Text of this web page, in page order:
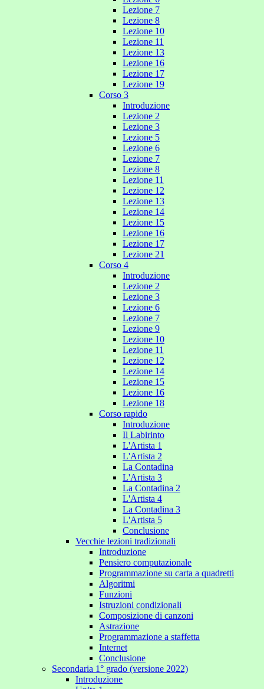
Lezione 7
Lezione 8
Lezione 10
Lezione 11
Lezione 13
Lezione 16
Lezione 17
Lezione 19
Corso 3
Introduzione
Lezione 2
Lezione 3
Lezione 5
Lezione 6
Lezione 7
Lezione 8
Lezione 11
Lezione 12
Lezione 13
Lezione 14
Lezione 15
Lezione 16
Lezione 17
Lezione 21
Corso 4
Introduzione
Lezione 2
Lezione 3
Lezione 6
Lezione 7
Lezione 9
Lezione 10
Lezione 11
Lezione 12
Lezione 14
Lezione 15
Lezione 16
Lezione 18
Corso rapido
Introduzione
Il Labirinto
L'Artista 1
L'Artista 2
La Contadina
L'Artista 3
La Contadina 2
L'Artista 4
La Contadina 3
L'Artista 5
Conclusione
Vecchie lezioni tradizionali
Introduzione
Pensiero computazionale
Programmazione su carta a quadretti
Algoritmi
Funzioni
Istruzioni condizionali
Composizione di canzoni
Astrazione
Programmazione a staffetta
Internet
Conclusione
Secondaria 1° grado (versione 2022)
Introduzione